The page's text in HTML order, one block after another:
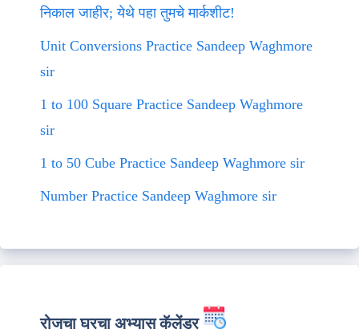
निकाल जाहीर; येथे पहा तुमचे मार्कशीट!
Unit Conversions Practice Sandeep Waghmore
sir
1 to 100 Square Practice Sandeep Waghmore
sir
1 to 50 Cube Practice Sandeep Waghmore sir
Number Practice Sandeep Waghmore sir
रोजचा घरचा अभ्यास कॅलेंडर